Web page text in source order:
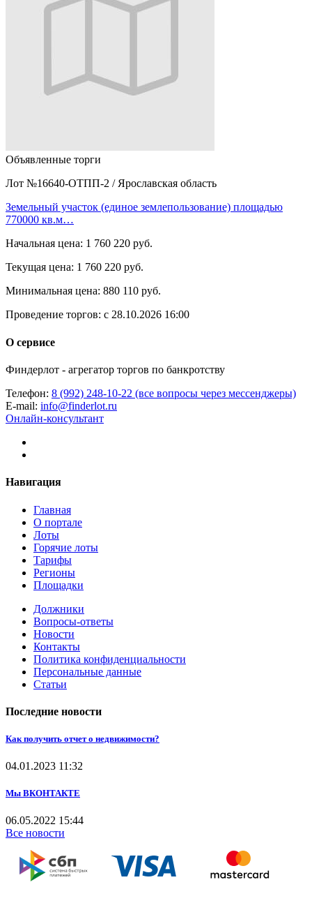
Объявленные торги
Лот №16640-ОТПП-2 / Ярославская область
Земельный участок (единое землепользование) площадью
770000 кв.м…
Начальная цена: 1 760 220 руб.
Текущая цена: 1 760 220 руб.
Минимальная цена: 880 110 руб.
Проведение торгов: с 28.10.2026 16:00
О сервисе
Финдерлот - агрегатор торгов по банкротству
Телефон: 8 (992) 248-10-22 (все вопросы через мессенджеры)
E-mail: info@finderlot.ru
Онлайн-консультант
Навигация
Главная
О портале
Лоты
Горячие лоты
Тарифы
Регионы
Площадки
Должники
Вопросы-ответы
Новости
Контакты
Политика конфиденциальности
Персональные данные
Статьи
Последние новости
Как получить отчет о недвижимости?
04.01.2023 11:32
Мы ВКОНТАКТЕ
06.05.2022 15:44
Все новости